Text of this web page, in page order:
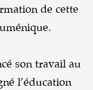
de cette
son travail au
l’éducation